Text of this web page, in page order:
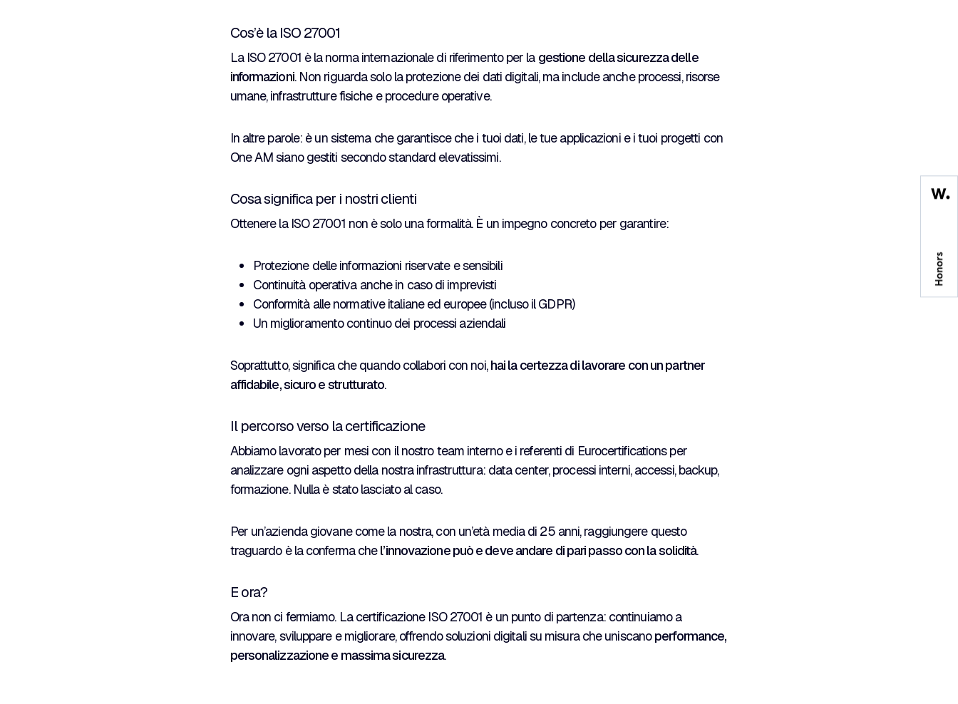
Cos’è la ISO 27001
La ISO 27001 è la norma internazionale di riferimento per la gestione della sicurezza delle
informazioni. Non riguarda solo la protezione dei dati digitali, ma include anche processi, risorse
umane, infrastrutture fisiche e procedure operative.
In altre parole: è un sistema che garantisce che i tuoi dati, le tue applicazioni e i tuoi progetti con
One AM siano gestiti secondo standard elevatissimi.
Cosa significa per i nostri clienti
Ottenere la ISO 27001 non è solo una formalità. È un impegno concreto per garantire:
Protezione delle informazioni riservate e sensibili
Continuità operativa anche in caso di imprevisti
Conformità alle normative italiane ed europee (incluso il GDPR)
Un miglioramento continuo dei processi aziendali
Soprattutto, significa che quando collabori con noi,hai la certezza di lavorare con un partner
affidabile, sicuro e strutturato.
Il percorso verso la certificazione
Abbiamo lavorato per mesi con il nostro team interno e i referenti di Eurocertifications per
analizzare ogni aspetto della nostra infrastruttura: data center, processi interni, accessi, backup,
formazione. Nulla è stato lasciato al caso.
Per un’azienda giovane come la nostra, con un’età media di 25 anni, raggiungere questo
traguardo è la conferma chel’innovazione può e deve andare di pari passo con la solidità.
E ora?
Ora non ci fermiamo. La certificazione ISO 27001 è un punto di partenza: continuiamo a
innovare, sviluppare e migliorare, offrendo soluzioni digitali su misura che uniscanoperformance,
personalizzazione e massima sicurezza.